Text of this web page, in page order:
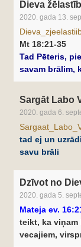
Dieva
2020. gada 13.
Mt 18:21-35
Tad Pēteris,
savam brālim,
Sargāt Labo
2020. gada 6.
tad ej un
savu brāli
Dzīvot no
2020. gada 5.
Mateja ev.
teikt, ka viņam
vecajiem,